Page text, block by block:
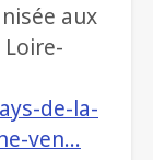
aux
de-la-
ven…